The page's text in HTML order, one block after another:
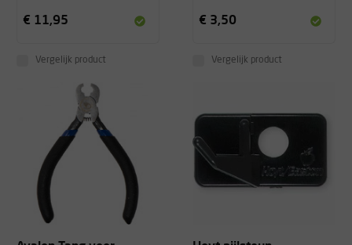
€ 11,95
Vergelijk product
€ 3,50
Vergelijk product